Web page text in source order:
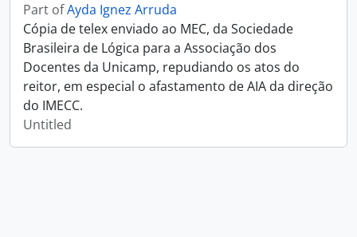
Part ofAyda Ignez Arruda
Cópia de telex enviado ao MEC, da Sociedade
Brasileira de Lógica para a Associação dos
Docentes da Unicamp, repudiando os atos do
reitor, em especial o afastamento de AIA da direção
do IMECC.
Untitled